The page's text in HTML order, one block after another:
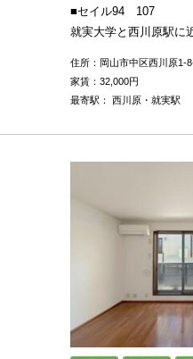
■セイル94 107
就実大学と西川原駅に
住所：岡山市中区西川原1-
家賃： 32,000円
最寄駅： 西川原・就実駅